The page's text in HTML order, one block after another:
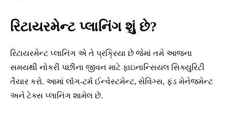
રિટાયરમેન્ટ પ્લાનિંગ શું છે?
રિટાયરમેન્ટ પ્લાનિંગ એ તે પ્રક્રિયા છે જેમાં તમે આજના
સમયથી નોકરી પછીના જીવન માટે ફાઇનાન્સિયલ સિક્યુરિટી
તૈયાર કરો. આમાં લૉંગ-ટર્મ ઈન્વેસ્ટમેન્ટ, સેવિંગ્સ, ફંડ મેનેજમેન્ટ
અને ટેક્સ પ્લાનિંગ શામેલ છે.